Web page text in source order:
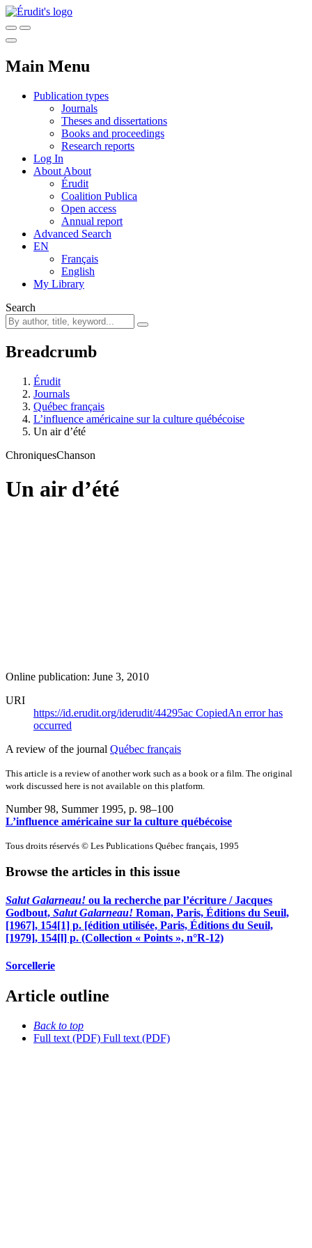
Main Menu
Publication types
Journals
Theses and dissertations
Books and proceedings
Research reports
Log In
About About
Érudit
Coalition Publica
Open access
Annual report
Advanced Search
EN
Français
English
My Library
Search
Breadcrumb
Érudit
Journals
Québec français
L’influence américaine sur la culture québécoise
Un air d’été
ChroniquesChanson
Un air d’été
Online publication: June 3, 2010
URI
https://id.erudit.org/iderudit/44295ac CopiedAn error has
occurred
A review of the journal Québec français
This article is a review of another work such as a book or a film. The original
work discussed here is not available on this platform.
Number 98, Summer 1995, p. 98–100
L’influence américaine sur la culture québécoise
Tous droits réservés © Les Publications Québec français, 1995
Browse the articles in this issue
Salut Galarneau! ou la recherche par l’écriture / Jacques
Godbout, Salut Galarneau! Roman, Paris, Éditions du Seuil,
[1967], 154[1] p. [édition utilisée, Paris, Éditions du Seuil,
[1979], 154[l] p. (Collection « Points », n°R-12)
Sorcellerie
Article outline
Back to top
Full text (PDF) Full text (PDF)